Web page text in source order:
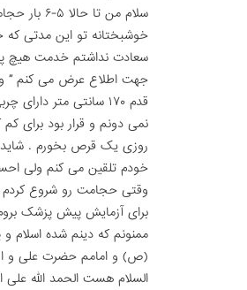
سلام من تا
خوشبختانه تو این مدتی که
سعادت نداشتم خدمت هیچ
قدم ۱۷۰ سانتی متر
نمی دونم و قرار بود برای
روزی یک قرص بخورم . شاید
خودم تلقین می کنم ولی
وقتی حجامت رو شروع کردم
برای آزمایش پیش پزشک
ممنونم که دینم شده اسلام
(ص) و امامم حضرت علی و
السلام هست الحمد الله علی